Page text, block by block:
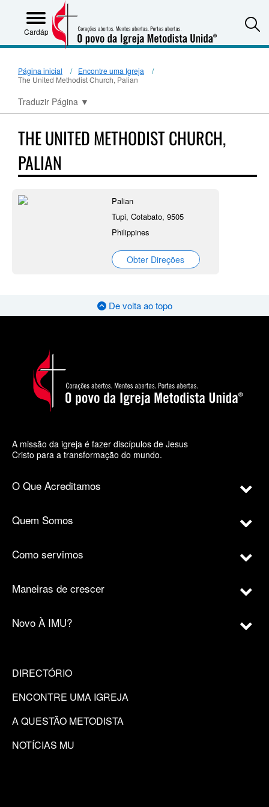
Cardápio
Página inicial
Encontre uma Igreja
The United Methodist Church, Palian
Traduzir Página ▼
THE UNITED METHODIST CHURCH,
PALIAN
Palian
Tupi, Cotabato, 9505
Philippines
Obter Direções
De volta ao topo
A missão da igreja é fazer discípulos de Jesus
Cristo para a transformação do mundo.
O Que Acreditamos
Quem Somos
Como servimos
Maneiras de crescer
Novo À IMU?
DIRECTÓRIO
ENCONTRE UMA IGREJA
A QUESTÃO METODISTA
NOTÍCIAS MU